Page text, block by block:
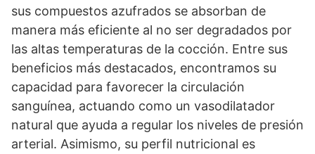
sus compuestos azufrados se absorban de
manera más eficiente al no ser degradados por
las altas temperaturas de la cocción. Entre sus
beneficios más destacados, encontramos su
capacidad para favorecer la circulación
sanguínea, actuando como un vasodilatador
natural que ayuda a regular los niveles de presión
arterial. Asimismo, su perfil nutricional es